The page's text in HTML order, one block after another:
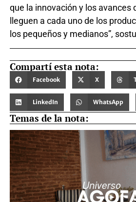
que la innovación y los avances
lleguen a cada uno de los
los pequeños y medianos”,
Compartí esta nota:
Facebook X
LinkedIn WhatsApp
Temas de la nota: